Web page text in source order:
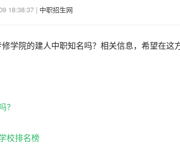
18:38:37 | 中职招生网
学院的建人中职知名吗？相关信息，希望在这
？
校排名榜